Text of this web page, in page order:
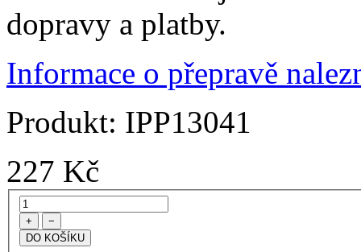
dopravy a platby.
Informace o přepravě
Produkt: IPP13041
227 Kč
+ −